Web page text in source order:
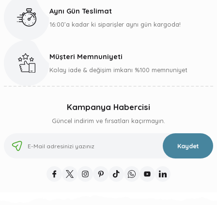
Gönder
Aynı Gün Teslimat
16:00’a kadar ki siparişler aynı gün kargoda!
Müşteri Memnuniyeti
Kolay iade & değişim imkanı %100 memnuniyet
Kampanya Habercisi
Güncel indirim ve fırsatları kaçırmayın.
Kaydet